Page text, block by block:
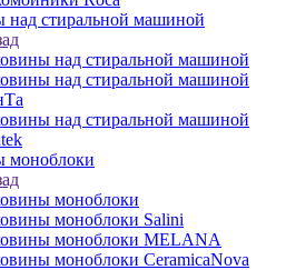
над стиральной машиной
над стиральной машиной
над стиральной машиной
над стиральной машиной
моноблоки
моноблоки
моноблоки Salini
моноблоки MELANA
моноблоки CeramicaNova